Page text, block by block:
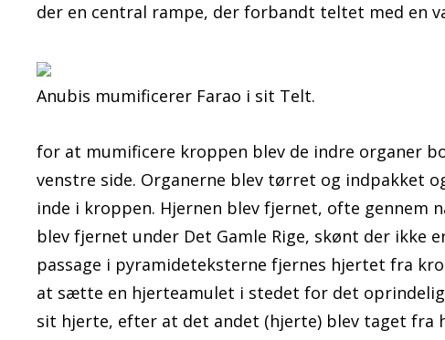
der en central rampe, der forbandt teltet med en
Anubis mumificerer Farao i sit Telt.
for at mumificere kroppen blev de indre organer
venstre side. Organerne blev tørret og indpakket
inde i kroppen. Hjernen blev fjernet, ofte gennem
blev fjernet under Det Gamle Rige, skønt der ikke
passage i pyramideteksterne fjernes hjertet fra
at sætte en hjerteamulet i stedet for det
sit hjerte, efter at det andet (hjerte) blev taget fra